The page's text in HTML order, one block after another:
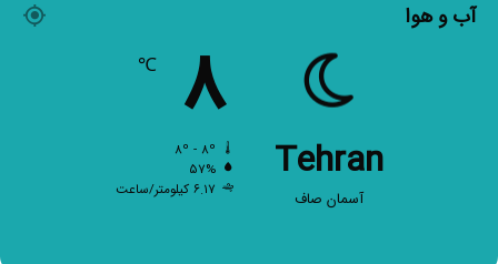
آب و هوا
Tehran
آسمان صاف
۸ ℃
۵۷%
۶.۱۷ کیلومتر/ساعت